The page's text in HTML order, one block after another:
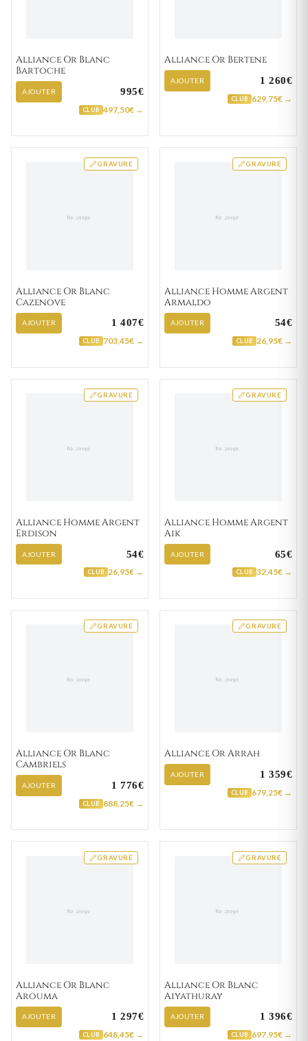
Alliance Or Blanc
Bartoche
AJOUTER 995€
CLUB 497,50€ →
Alliance Or Bertene
AJOUTER 1 260€
CLUB 629,75€ →
GRAVURE
Alliance Or Blanc
Cazenove
AJOUTER 1 407€
CLUB 703,45€ →
GRAVURE
Alliance Homme Argent
Armaldo
AJOUTER 54€
CLUB 26,95€ →
GRAVURE
Alliance Homme Argent
Erdison
AJOUTER 54€
CLUB 26,95€ →
GRAVURE
Alliance Homme Argent
Aik
AJOUTER 65€
CLUB 32,45€ →
GRAVURE
Alliance Or Blanc
Cambriels
AJOUTER 1 776€
CLUB 888,25€ →
GRAVURE
Alliance Or Arrah
AJOUTER 1 359€
CLUB 679,25€ →
GRAVURE
Alliance Or Blanc
Arouma
AJOUTER 1 297€
CLUB 648,45€ →
GRAVURE
Alliance Or Blanc
Aiyathuray
AJOUTER 1 396€
CLUB 697,95€ →